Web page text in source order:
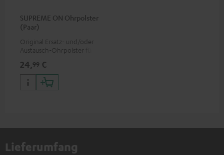
SUPREME ON Ohrpolster
(Paar)
Original Ersatz- und/oder
Austausch-Ohrpolster für den
24,99 €
Lieferumfang